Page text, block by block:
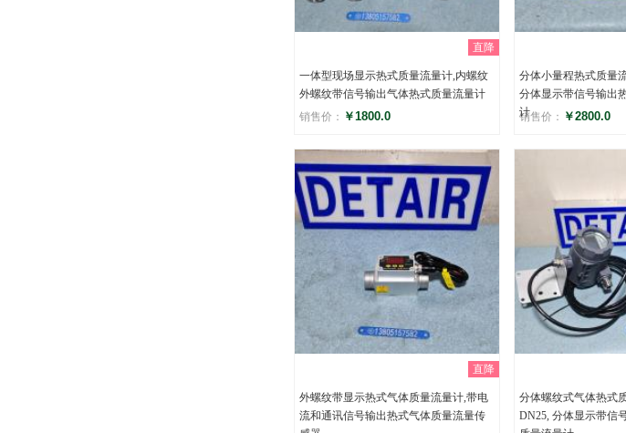
直降
一体型现场显示热式质量流量计,内螺纹
外螺纹带信号输出气体热式质量流量计
销售价： ￥1800.0
评分
()
分体小量程热式质量
分体显示带信号输出
计
销售价： ￥2800.0
评分
直降
外螺纹带显示热式气体质量流量计,带电
流和通讯信号输出热式气体质量流量传
分体螺纹式气体热式
DN25, 分体显示带信